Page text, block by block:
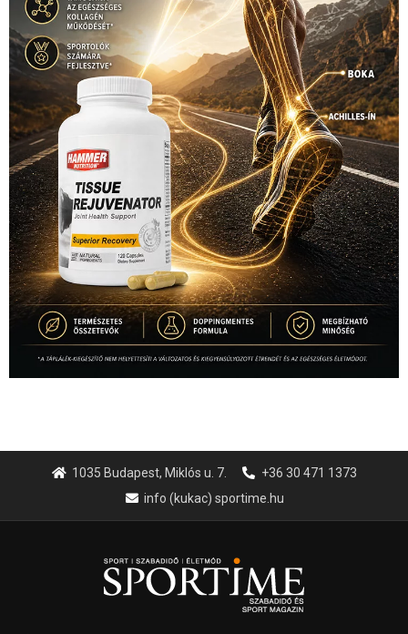
1035 Budapest, Miklós u. 7.
+36 30 471 1373
info (kukac) sportime.hu